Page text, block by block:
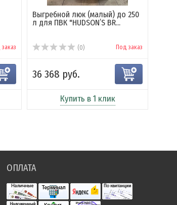
Выгребной люк (малый) до 250
л для ПВК "HUDSON’S BR...
(0) Под заказ
36 368 руб.
Купить в 1 клик
ОПЛАТА